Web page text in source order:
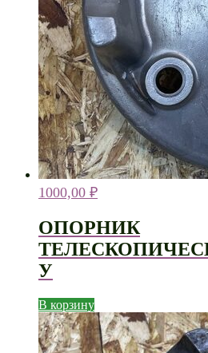
1000,00 ₽
ОПОРНИК
У
В корзину